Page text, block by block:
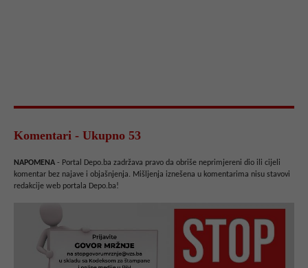
Komentari - Ukupno 53
NAPOMENA - Portal Depo.ba zadržava pravo da obriše neprimjereni dio ili cijeli
komentar bez najave i objašnjenja. Mišljenja iznešena u komentarima nisu stavovi
redakcije web portala Depo.ba!